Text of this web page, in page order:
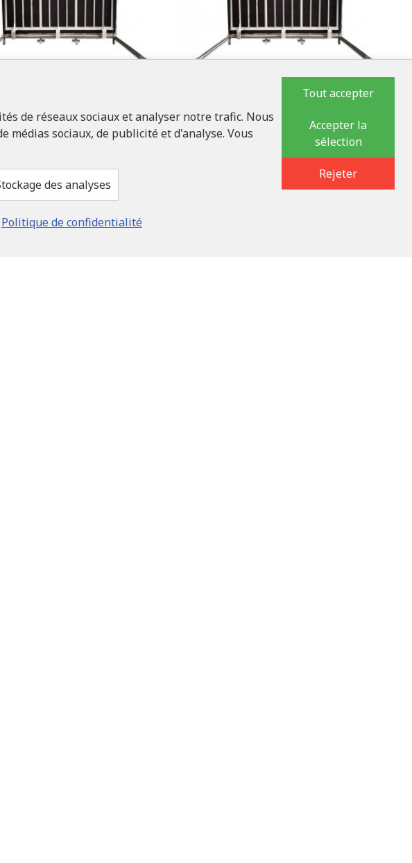
LUKONS
de dimensions 70 cm x 170
cm "H"
2 070,00€
inoxydable de dimensions 70 cm x 160
LABELLIVRAISON GRATUITE
de réseaux sociaux et analyser notre trafic. Nous
sociaux, de publicité et d'analyse. Vous
des analyses
Politique de confidentialité
Tout accepter
Accepter la
sélection
Rejeter